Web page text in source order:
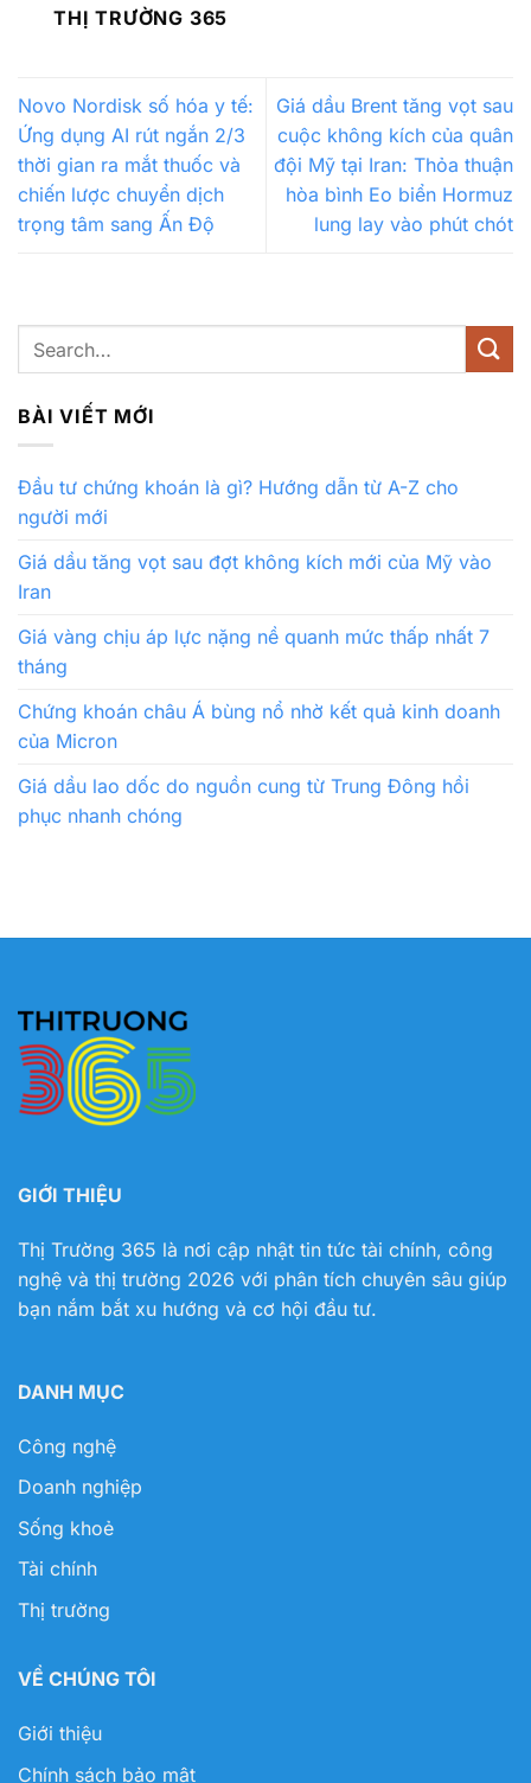
THỊ TRƯỜNG 365
Novo Nordisk số hóa y tế:
Ứng dụng AI rút ngắn 2/3
thời gian ra mắt thuốc và
chiến lược chuyển dịch
trọng tâm sang Ấn Độ
Giá dầu Brent tăng vọt sau
cuộc không kích của quân
đội Mỹ tại Iran: Thỏa thuận
hòa bình Eo biển Hormuz
lung lay vào phút chót
BÀI VIẾT MỚI
Đầu tư chứng khoán là gì? Hướng dẫn từ A-Z cho
người mới
Giá dầu tăng vọt sau đợt không kích mới của Mỹ vào
Iran
Giá vàng chịu áp lực nặng nề quanh mức thấp nhất 7
tháng
Chứng khoán châu Á bùng nổ nhờ kết quả kinh doanh
của Micron
Giá dầu lao dốc do nguồn cung từ Trung Đông hồi
phục nhanh chóng
GIỚI THIỆU
Thị Trường 365 là nơi cập nhật tin tức tài chính, công
nghệ và thị trường 2026 với phân tích chuyên sâu giúp
bạn nắm bắt xu hướng và cơ hội đầu tư.
DANH MỤC
Công nghệ
Doanh nghiệp
Sống khoẻ
Tài chính
Thị trường
VỀ CHÚNG TÔI
Giới thiệu
Chính sách bảo mật